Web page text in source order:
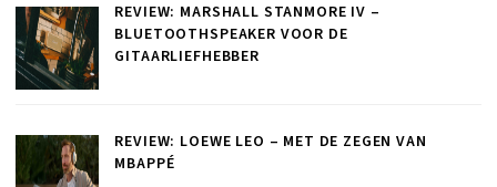
REVIEW: MARSHALL STANMORE IV –
BLUETOOTHSPEAKER VOOR DE
GITAARLIEFHEBBER
REVIEW: LOEWE LEO – MET DE ZEGEN VAN
MBAPPÉ